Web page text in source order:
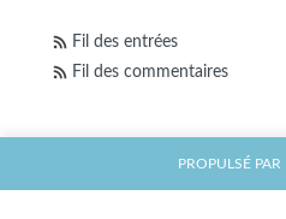
Fil des entrées
Fil des commentaires
PROPULSÉ PAR